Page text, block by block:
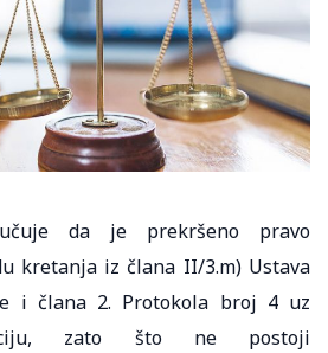
da je prekršeno pravo
kretanja iz člana II/3.m) Ustava
i člana 2. Protokola broj 4 uz
zato što ne postoji